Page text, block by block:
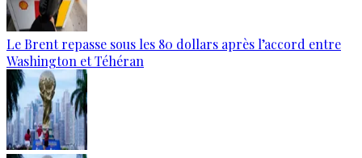
Le Brent repasse sous les 80 dollars après l’accord entre
Washington et Téhéran